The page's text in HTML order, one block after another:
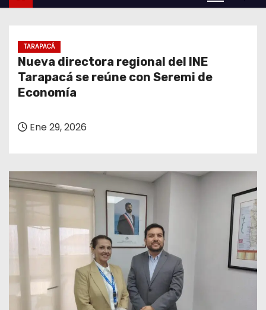
TARAPACÁ
Nueva directora regional del INE
Tarapacá se reúne con Seremi de
Economía
Ene 29, 2026